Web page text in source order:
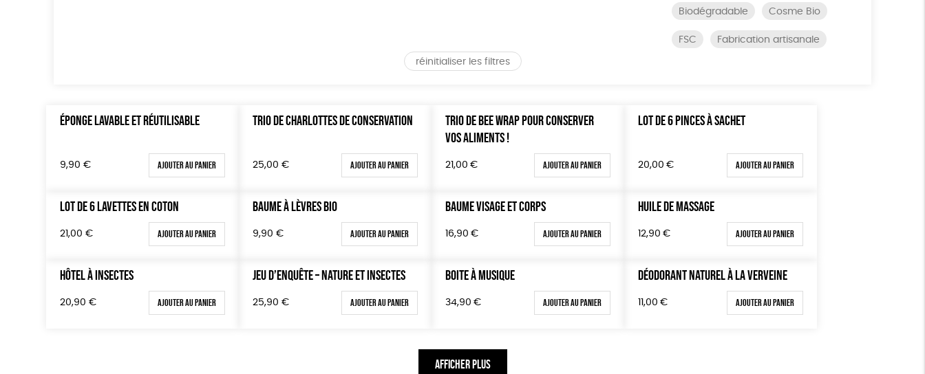
Biodégradable Cosme Bio
FSC Fabrication artisanale
réinitialiser les filtres
ÉPONGE LAVABLE ET RÉUTILISABLE
9,90 € Ajouter au panier
TRIO DE CHARLOTTES DE CONSERVATION
25,00 € Ajouter au panier
TRIO DE BEE WRAP POUR CONSERVER
VOS ALIMENTS !
21,00 € Ajouter au panier
LOT DE 6 PINCES À SACHET
20,00 € Ajouter au panier
LOT DE 6 LAVETTES EN COTON
21,00 € Ajouter au panier
BAUME À LÈVRES BIO
9,90 € Ajouter au panier
BAUME VISAGE ET CORPS
16,90 € Ajouter au panier
HUILE DE MASSAGE
12,90 € Ajouter au panier
HÔTEL À INSECTES
20,90 € Ajouter au panier
JEU D’ENQUÊTE – NATURE ET INSECTES
25,90 € Ajouter au panier
BOITE À MUSIQUE
34,90 € Ajouter au panier
DÉODORANT NATUREL À LA VERVEINE
11,00 € Ajouter au panier
AFFICHER PLUS